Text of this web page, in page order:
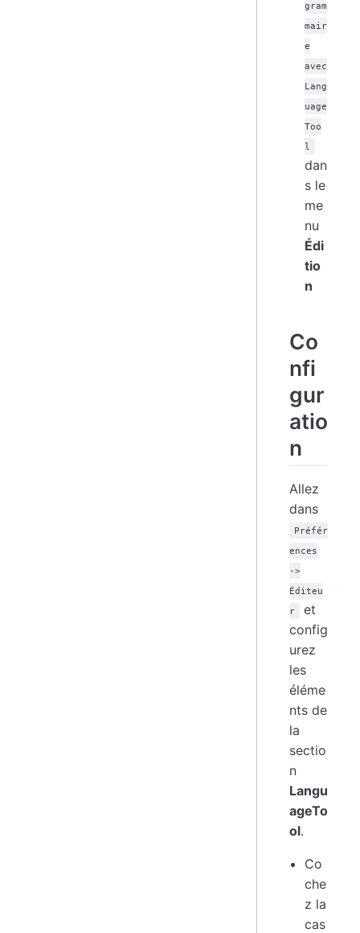
gram
mair
e
avec
Lang
uage
Too
l
dan
s le
me
nu
Édi
tio
n
Co
nfi
gur
atio
n
Allez
dans
Préfér
ences
->
Éditeu
r
et
config
urez
les
éléme
nts de
la
sectio
n
Langu
ageTo
ol.
Co
che
z la
cas